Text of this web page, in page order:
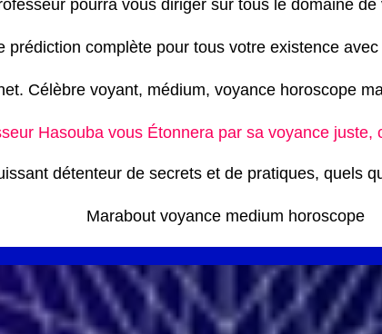
pourra vous diriger sur tous le domaine de
prédiction complète pour tous votre existence
Célèbre voyant, médium, voyance horoscope
Hasouba vous Étonnera par sa voyance juste,
détenteur de secrets et de pratiques, quels
Marabout voyance medium horoscope